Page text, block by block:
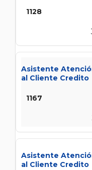
1128
Asistente
al Cliente Credito
1167
Asistente
al Cliente Credito